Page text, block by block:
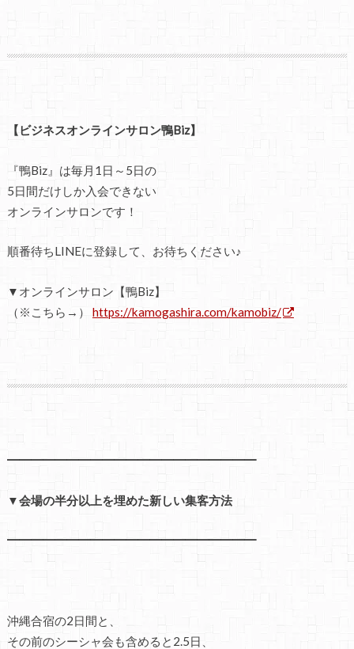
【ビジネスオンラインサロン鴨Biz】
『鴨Biz』は毎月1日～5日の
5日間だけしか入会できない
オンラインサロンです！
順番待ちLINEに登録して、お待ちください♪
▼オンラインサロン【鴨Biz】
（※こちら→） https://kamogashira.com/kamobiz/
━━━━━━━━━━━━━━━━━━━━━
▼会場の半分以上を埋めた新しい集客方法
━━━━━━━━━━━━━━━━━━━━━
沖縄合宿の2日間と、
その前のシーシャ会も含めると2.5日、